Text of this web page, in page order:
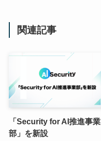
関連記事
「Security for AI推進事業
部」を新設